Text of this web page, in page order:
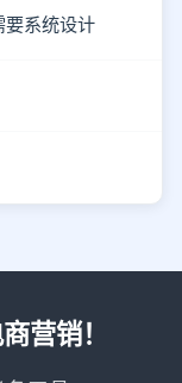
系统设计
营销！